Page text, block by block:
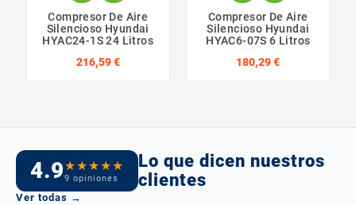
Compresor De Aire
Silencioso Hyundai
HYAC24-1S 24 Litros
216,59 €
Compresor De Aire
Silencioso Hyundai
HYAC6-07S 6 Litros
180,29 €
4.9★★★★★
9 opiniones
Lo que dicen nuestros
clientes
Ver todas →